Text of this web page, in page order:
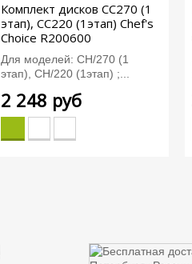
Комплект дисков CC270 (1
этап), CC220 (1этап) Chef's
Choice R200600
Для моделей: СН/270 (1
этап), CH/220 (1этап) ;...
2 248 руб